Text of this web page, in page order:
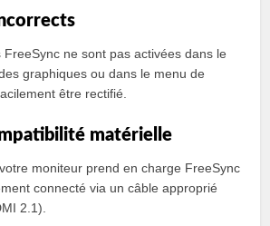
FreeSync ne sont pas activées dans le
graphiques ou dans le menu de
être rectifié.
matérielle
moniteur prend en charge FreeSync
connecté via un câble approprié
2.1).